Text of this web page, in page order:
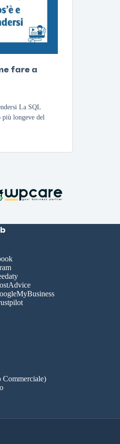
fare a
La SQL
più longeve del
Commerciale)